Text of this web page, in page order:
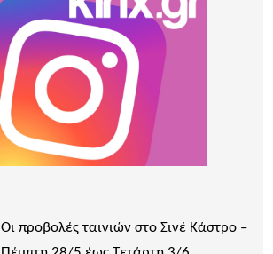
Οι προβολές ταινιών στο Σινέ Κάστρο –